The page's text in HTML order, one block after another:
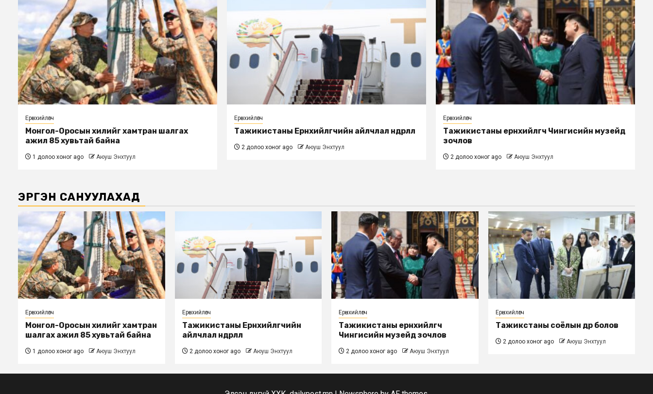
Ерөнхийлөгч
Монгол-Оросын хилийг хамтран шалгах
ажил 85 хувьтай байна
1 долоо хоног ago Аюуш Энхтуул
Ерөнхийлөгч
Тажикистаны Ерөнхийлөгчийн айлчлал өндөрлөлөө
2 долоо хоног ago Аюуш Энхтуул
Ерөнхийлөгч
Тажикистаны ерөнхийлөгч Чингисийн музейд
зочлов
2 долоо хоног ago Аюуш Энхтуул
ЭРГЭН САНУУЛАХАД
Ерөнхийлөгч
Монгол-Оросын хилийг хамтран
шалгах ажил 85 хувьтай байна
1 долоо хоног ago Аюуш Энхтуул
Ерөнхийлөгч
Тажикистаны Ерөнхийлөгчийн
айлчлал өндөрлөлөө
2 долоо хоног ago Аюуш Энхтуул
Ерөнхийлөгч
Тажикистаны ерөнхийлөгч
Чингисийн музейд зочлов
2 долоо хоног ago Аюуш Энхтуул
Ерөнхийлөгч
Тажикстаны соёлын өдөр болов
2 долоо хоног ago Аюуш Энхтуул